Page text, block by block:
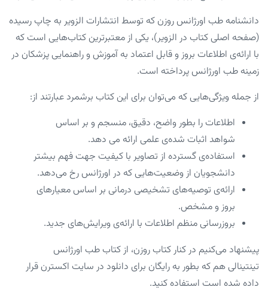
دانشنامه طب اورژانس روزن که توسط انتشارات الزویر به چاپ رسیده
(صفحه اصلی کتاب در الزویر)، یکی از معتبرترین کتاب‌هایی است که
با ارائه‌ی اطلاعات بروز و قابل اعتماد به آموزش و راهنمایی پزشکان در
زمینه طب اورژانس پرداخته است.
از جمله ویژگی‌هایی که می‌توان برای این کتاب برشمرد عبارتند از:
اطلاعات را بطور واضح، دقیق، منسجم و بر اساس
شواهد اثبات شده‌ی علمی ارائه می دهد.
استفاده‌ی گسترده از تصاویر با کیفیت جهت فهم بیشتر
دانشجویان از وضعیت‌هایی که در اورژانس رخ می‌دهد.
ارائه‌ی توصیه‌های تشخیصی درمانی بر اساس معیار‌های
بروز و مشخص.
بروزرسانی منظم اطلاعات با ارائه‌ی ویرایش‌های جدید.
پیشنهاد می‌کنیم در کنار کتاب روزن، از کتاب طب اورژانس
تینتینالی هم که بطور به رایگان برای دانلود در سایت اکسترن قرار
داده شده است استفاده کنید.